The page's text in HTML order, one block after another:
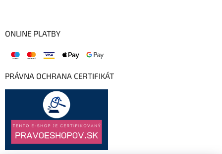
ONLINE PLATBY
PRÁVNA OCHRANA CERTIFIKÁT